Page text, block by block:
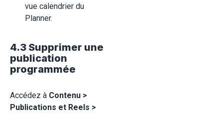
vue calendrier du
Planner.
4.3 Supprimer une
publication
programmée
Accédez à Contenu >
Publications et Reels >